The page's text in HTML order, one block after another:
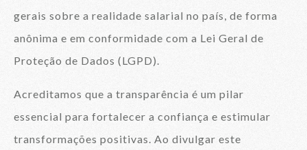
gerais sobre a realidade salarial no país, de forma
anônima e em conformidade com a Lei Geral de
Proteção de Dados (LGPD).
Acreditamos que a transparência é um pilar
essencial para fortalecer a confiança e estimular
transformações positivas. Ao divulgar este